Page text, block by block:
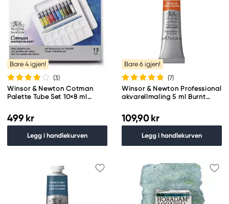
Bare 4 igjen!
(3)
Winsor & Newton Cotman
Palette Tube Set 10×8 ml
499 kr
Legg i handlekurven
Bare 6 igjen!
(7)
Winsor & Newton Professional
akvarellmaling 5 ml Burnt
109,90 kr
Legg i handlekurven